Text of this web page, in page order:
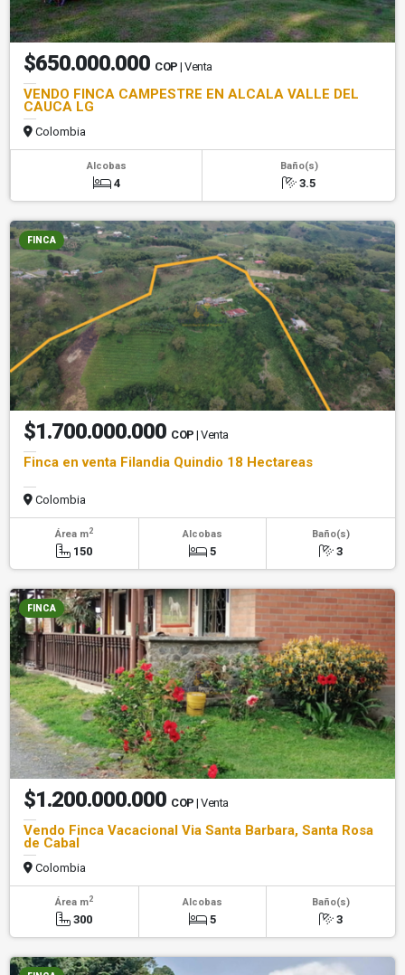
$650.000.000 COP | Venta
VENDO FINCA CAMPESTRE EN ALCALA VALLE DEL
CAUCA LG
Colombia
Alcobas
4
Baño(s)
3.5
FINCA
$1.700.000.000 COP | Venta
Finca en venta Filandia Quindio 18 Hectareas
Colombia
Área m2
150
Alcobas
5
Baño(s)
3
FINCA
$1.200.000.000 COP | Venta
Vendo Finca Vacacional Via Santa Barbara, Santa Rosa
de Cabal
Colombia
Área m2
300
Alcobas
5
Baño(s)
3